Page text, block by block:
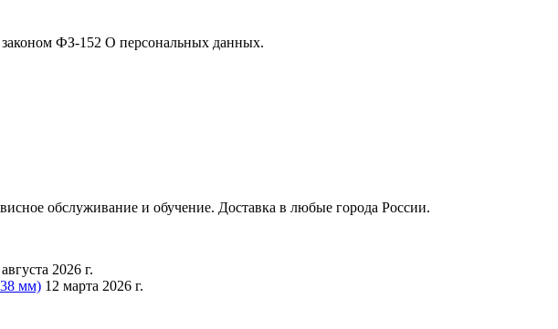
ФЗ-152 О персональных данных.
обслуживание и обучение. Доставка в любые города России.
2026 г.
мм) 12 марта 2026 г.